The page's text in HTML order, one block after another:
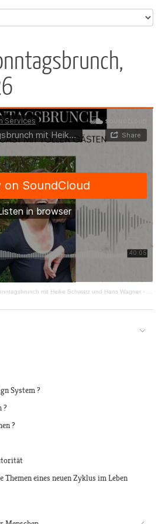
mit Heike Schwarz und Hans Wagner - Episode 04.01.2026
System ?
?
?
Themen eines neuen Zyklus im Leben